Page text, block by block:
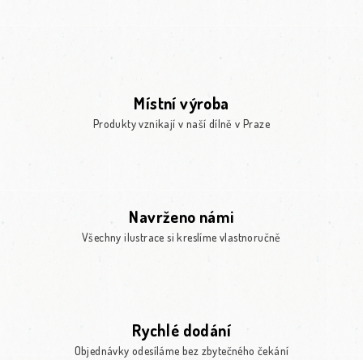
Místní výroba
Produkty vznikají v naší dílně v Praze
Navrženo námi
Všechny ilustrace si kreslíme vlastnoručně
Rychlé dodání
Objednávky odesíláme bez zbytečného čekání